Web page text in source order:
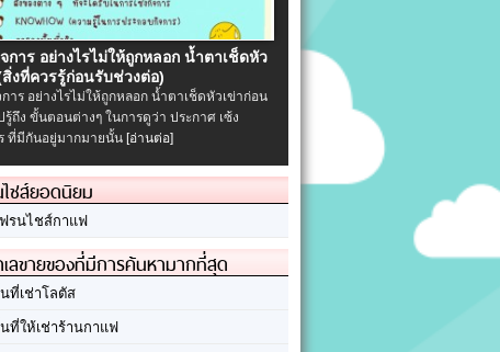
จการ อย่างไรไม่ให้ถูกหลอก น้ำตาเช็ดหัว
สิ่งที่ควรรู้ก่อนรับช่วงต่อ)
การ อย่างไรไม่ให้ถูกหลอก น้ำตาเช็ดหัวเข่าก่อน
รู้ถึง ขั้นตอนต่างๆ ในการดูว่า ประกาศ เซ้ง
ที่มีกันอยู่มากมายนั้น [อ่านต่อ]
ชส์ยอดนิยม
รนไชส์กาแฟ
ลขายของที่มีการค้นหามากที่สุด
ที่เช่าโลตัส
ที่ให้เช่าร้านกาแฟ